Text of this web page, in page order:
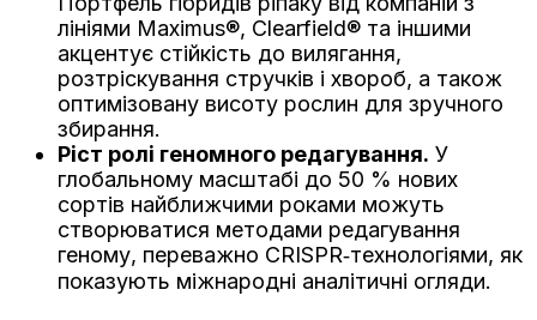
лініями Maximus®, Clearfield® та іншими
акцентує стійкість до вилягання,
розтріскування стручків і хвороб, а також
оптимізовану висоту рослин для зручного
збирання.
Ріст ролі геномного редагування. У
глобальному масштабі до 50 % нових
сортів найближчими роками можуть
створюватися методами редагування
геному, переважно CRISPR‑технологіями, як
показують міжнародні аналітичні огляди.